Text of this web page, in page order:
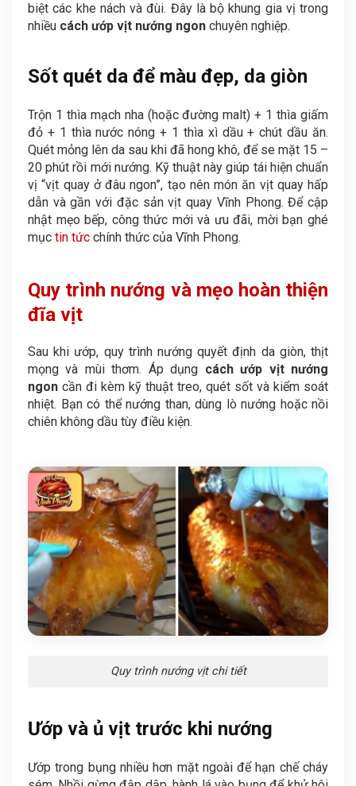
biệt các khe nách và đùi. Đây là bộ khung gia vị trong
nhiều cách ướp vịt nướng ngon chuyên nghiệp.
Sốt quét da để màu đẹp, da giòn
Trộn 1 thìa mạch nha (hoặc đường malt) + 1 thìa giấm
đỏ + 1 thìa nước nóng + 1 thìa xì dầu + chút dầu ăn.
Quét mỏng lên da sau khi đã hong khô, để se mặt 15 –
20 phút rồi mới nướng. Kỹ thuật này giúp tái hiện chuẩn
vị “vịt quay ở đâu ngon”, tạo nên món ăn vịt quay hấp
dẫn và gần với đặc sản vịt quay Vĩnh Phong. Để cập
nhật mẹo bếp, công thức mới và ưu đãi, mời bạn ghé
mục tin tức chính thức của Vĩnh Phong.
Quy trình nướng và mẹo hoàn thiện
đĩa vịt
Sau khi ướp, quy trình nướng quyết định da giòn, thịt
mọng và mùi thơm. Áp dụng cách ướp vịt nướng
ngon cần đi kèm kỹ thuật treo, quét sốt và kiểm soát
nhiệt. Bạn có thể nướng than, dùng lò nướng hoặc nồi
chiên không dầu tùy điều kiện.
Quy trình nướng vịt chi tiết
Ướp và ủ vịt trước khi nướng
Ướp trong bụng nhiều hơn mặt ngoài để hạn chế cháy